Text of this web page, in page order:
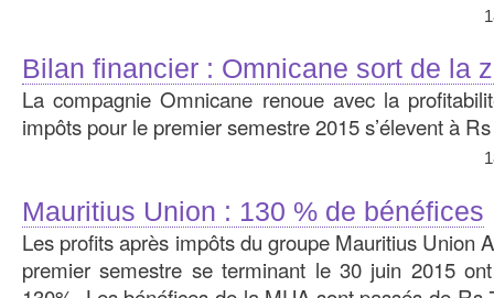
Bilan financier : Omnicane sort de la
La compagnie Omnicane renoue avec la
impôts pour le premier semestre 2015 s’élevent à
Mauritius Union : 130 % de bénéfices
Les profits après impôts du groupe Mauritius Union
premier semestre se terminant le 30 juin 2015